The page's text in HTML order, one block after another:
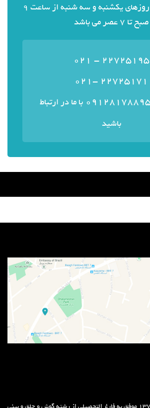
ساعت کار مطب روزهای یکشنبه و سه شنبه از ساعت 9
صبح تا 7 عصر می باشد
22725195 - 021
22725171 -021
با ما در ارتباط
باشید